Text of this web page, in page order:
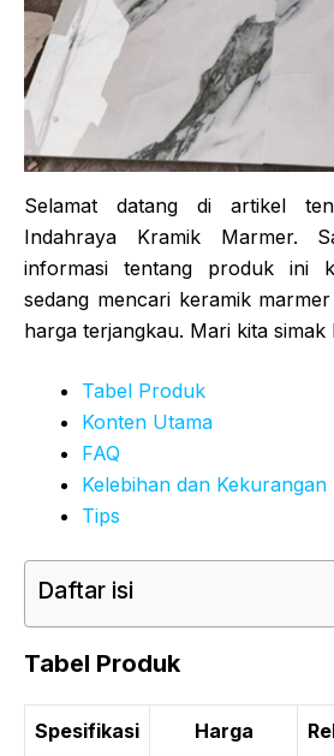
Selamat datang di artikel
Indahraya Kramik Marmer.
informasi tentang produk ini
sedang mencari keramik
harga terjangkau. Mari kita simak
Tabel Produk
Konten Utama
FAQ
Kelebihan dan Kekurangan
Tips
Daftar isi
Tabel Produk
Spesifikasi Harga